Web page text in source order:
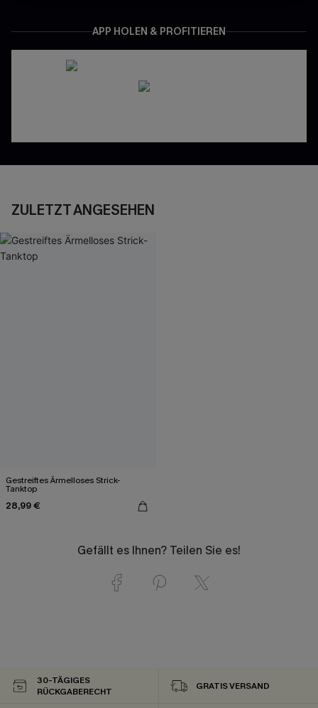
APP HOLEN & PROFITIEREN
ZULETZT ANGESEHEN
Gestreiftes Ärmelloses Strick-
Tanktop
28,99 €
Gefällt es Ihnen? Teilen Sie es!
30-TÄGIGES
RÜCKGABERECHT
GRATIS VERSAND